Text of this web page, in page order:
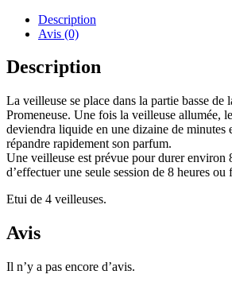
Description
Avis (0)
Description
La veilleuse se place dans la partie basse de
Promeneuse. Une fois la veilleuse allumée,
deviendra liquide en une dizaine de minutes
répandre rapidement son parfum.
Une veilleuse est prévue pour durer environ
d’effectuer une seule session de 8 heures
Etui de 4 veilleuses.
Avis
Il n’y a pas encore d’avis.